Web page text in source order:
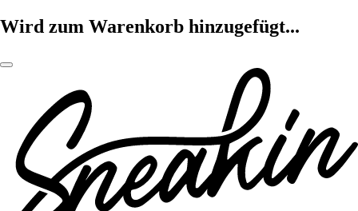
Wird zum Warenkorb hinzugefügt...